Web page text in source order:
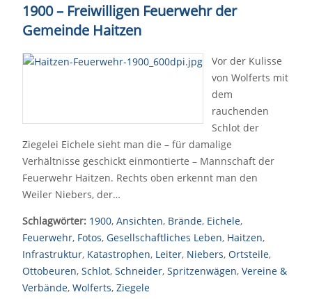
1900 – Freiwilligen Feuerwehr der
Gemeinde Haitzen
Vor der Kulisse
von Wolferts mit
dem
rauchenden
Schlot der
Ziegelei Eichele sieht man die – für damalige
Verhältnisse geschickt einmontierte – Mannschaft der
Feuerwehr Haitzen. Rechts oben erkennt man den
Weiler Niebers, der…
Schlagwörter: 1900, Ansichten, Brände, Eichele,
Feuerwehr, Fotos, Gesellschaftliches Leben, Haitzen,
Infrastruktur, Katastrophen, Leiter, Niebers, Ortsteile,
Ottobeuren, Schlot, Schneider, Spritzenwägen, Vereine &
Verbände, Wolferts, Ziegele